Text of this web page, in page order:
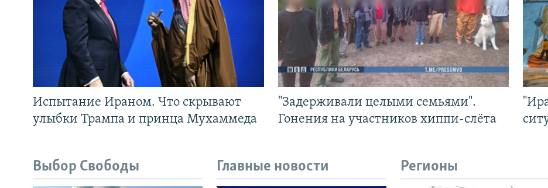
Испытание Ираном. Что скрывают
улыбки Трампа и принца Мухаммеда
"Задерживали целыми семьями".
Гонения на участников хиппи-слёта
Выбор Свободы Главные новости Регионы